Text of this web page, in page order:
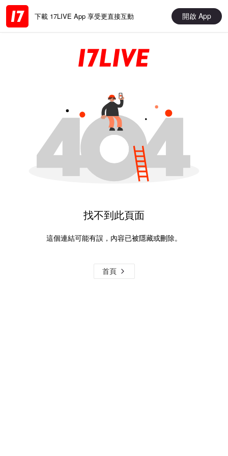
下載 17LIVE App 享受更直接互動 開啟 App
找不到此頁面
這個連結可能有誤，內容已被隱藏或刪除。
首頁